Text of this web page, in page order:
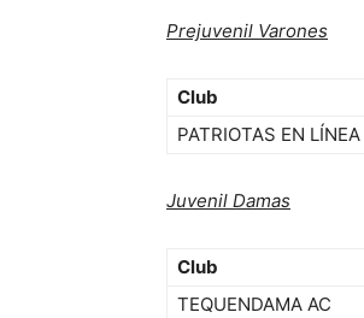
Prejuvenil Varones
Club
PATRIOTAS EN LÍNEA
Juvenil Damas
Club
TEQUENDAMA AC